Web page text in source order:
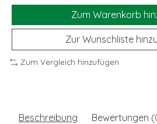
Zum Warenkorb
Zur Wunschliste
Zum Vergleich hinzufügen
Beschreibung Bewertungen